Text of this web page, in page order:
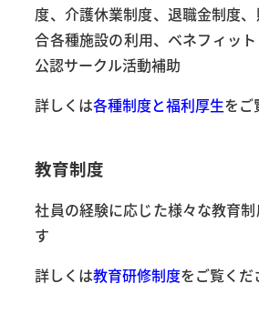
度、介護休業制度、退職金制度
合各種施設の利用、ベネフィット
公認サークル活動補助
詳しくは各種制度と福利厚生をご
教育制度
社員の経験に応じた様々な教育
す
詳しくは教育研修制度をご覧くだ